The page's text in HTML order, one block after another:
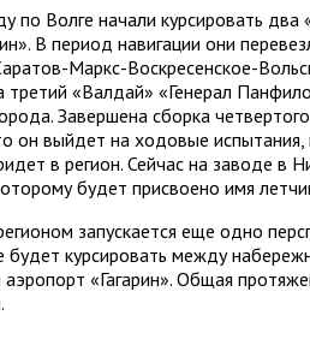
по Волге начали курсировать
В период навигации они
Маркс-Воскресенское-
третий «Валдай» «Генерал
Завершена сборка
он выйдет на ходовые испытания,
в регион. Сейчас на заводе в
будет присвоено имя
запускается еще одно
будет курсировать между
аэропорт «Гагарин». Общая